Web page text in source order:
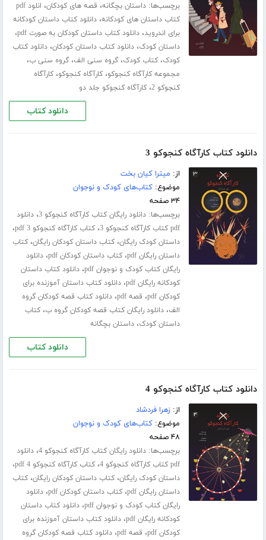
برچسب‌ها:داستان بچگانه، قصه های کودکان،
انلود pdf
کتاب داستان های کودکانه،دانلود کتاب داستان کودکانه
برای اندروید،دانلود کتاب داستان کودکان به صورت pdf ،
داستان کودک،دانلود کتاب داستان کودکان،دانلود کتاب
کودک،کتاب کودک،گروه سنی الف،گروه سنی ب،
مجموعه کارآگاه کنجوکو،کارآگاه کنجوکو،کارآگاه
کنجوکو 2 ،کارآگاه کنجوکو جلد دو
دانلود کتاب
دانلود کتاب کارآگاه کنجوکو 3
از: میترا کیان بخت
موضوع:کتاب‌های کودک و نوجوان
۳۴ صفحه
برچسب‌ها:دانلود رایگان کتاب کارآگاه کنجوکو 3 ،دانلود
pdf کتاب کارآگاه کنجوکو 3
،کتاب کارآگاه کنجوکو 3 pdf ،
داستان کودک رایگان،کتاب داستان کودکان رایگان،کتاب
داستان رایگان pdf
،کتاب داستان کودکان pdf ،دانلود
رایگان کتاب کودک و نوجوان pdf
،دانلود کتاب داستان
کودکانه رایگان pdf
،دانلود کتاب داستان آموزنده برای
کودکان pdf
، قصه pdf ،دانلود کتاب قصه کودکان گروه
الف،دانلود رایگان کتاب قصه کودکان گروه ب،کتاب
داستان کودک،داستان بچگانه
دانلود کتاب
دانلود کتاب کارآگاه کنجوکو 4
از:زهرا فردشاد
موضوع:کتاب‌های کودک و نوجوان
۴۸ صفحه
برچسب‌ها:دانلود رایگان کتاب کارآگاه کنجوکو 4 ،دانلود
pdf کتاب کارآگاه کنجوکو 4
،کتاب کارآگاه کنجوکو 4 pdf ،
داستان کودک رایگان،کتاب داستان کودکان رایگان،کتاب
داستان رایگان pdf
،کتاب داستان کودکان pdf ،دانلود
رایگان کتاب کودک و نوجوان pdf
،دانلود کتاب داستان
کودکانه رایگان pdf
،دانلود کتاب داستان آموزنده برای
کودکان pdf
، قصه pdf ،دانلود کتاب قصه کودکان گروه